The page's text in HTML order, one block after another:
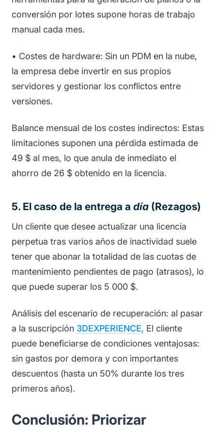
conversión por lotes supone horas de trabajo
manual cada mes.
• Costes de hardware: Sin un PDM en la nube,
la empresa debe invertir en sus propios
servidores y gestionar los conflictos entre
versiones.
Balance mensual de los costes indirectos: Estas
limitaciones suponen una pérdida estimada de
49 $ al mes, lo que anula de inmediato el
ahorro de 26 $ obtenido en la licencia.
5. El caso de la entrega a día (Rezagos)
Un cliente que desee actualizar una licencia
perpetua tras varios años de inactividad suele
tener que abonar la totalidad de las cuotas de
mantenimiento pendientes de pago (atrasos), lo
que puede superar los 5 000 $.
Análisis del escenario de recuperación: al pasar
a la suscripción 3DEXPERIENCE, El cliente
puede beneficiarse de condiciones ventajosas:
sin gastos por demora y con importantes
descuentos (hasta un 50% durante los tres
primeros años).
Conclusión: Priorizar